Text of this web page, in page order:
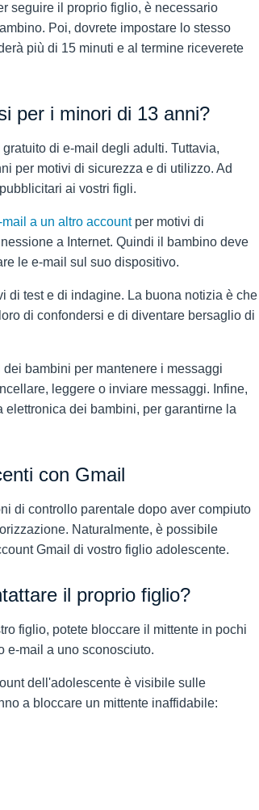
seguire il proprio figlio, è necessario
Poi, dovrete impostare lo stesso
più di 15 minuti e al termine riceverete
per i minori di 13 anni?
di e-mail degli adulti. Tuttavia,
per motivi di sicurezza e di utilizzo. Ad
ai vostri figli.
mail a un altro accountper motivi di
a Internet. Quindi il bambino deve
le e-mail sul suo dispositivo.
di test e di indagine. La buona notizia è che
di confondersi e di diventare bersaglio di
bambini per mantenere i messaggi
leggere o inviare messaggi. Infine,
elettronica dei bambini, per garantirne la
con Gmail
di controllo parentale dopo aver compiuto
Naturalmente, è possibile
Gmail di vostro figlio adolescente.
il proprio figlio?
figlio, potete bloccare il mittente in pochi
e-mail a uno sconosciuto.
dell'adolescente è visibile sulle
a bloccare un mittente inaffidabile: